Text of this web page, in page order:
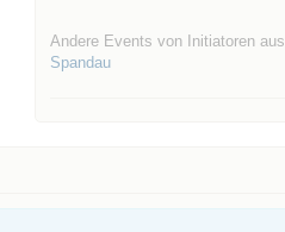
Andere Events von Initiatoren aus
Spandau